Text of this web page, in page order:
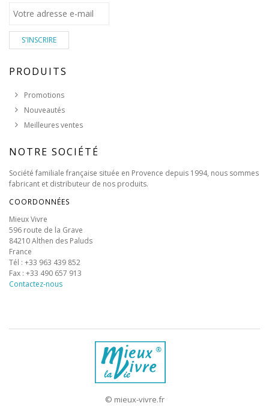
S'INSCRIRE
PRODUITS
Promotions
Nouveautés
Meilleures ventes
NOTRE SOCIÉTÉ
Société familiale française située en Provence depuis 1994, nous sommes
fabricant et distributeur de nos produits.
COORDONNÉES
Mieux Vivre
596 route de la Grave
84210 Althen des Paluds
France
Tél : +33 963 439 852
Fax : +33 490 657 913
Contactez-nous
© mieux-vivre.fr